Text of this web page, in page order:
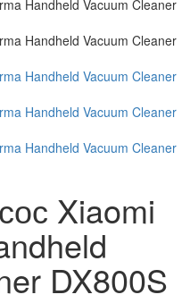
Xiaomi
DX800S